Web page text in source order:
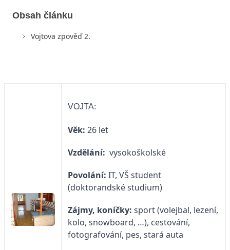
Obsah článku
Vojtova zpověď 2.
VOJTA:
Věk: 26 let
Vzdělání: vysokoškolské
Povolání: IT, VŠ student
(doktorandské studium)
Zájmy, koníčky: sport (volejbal, lezení,
kolo, snowboard, …), cestování,
fotografování, pes, stará auta